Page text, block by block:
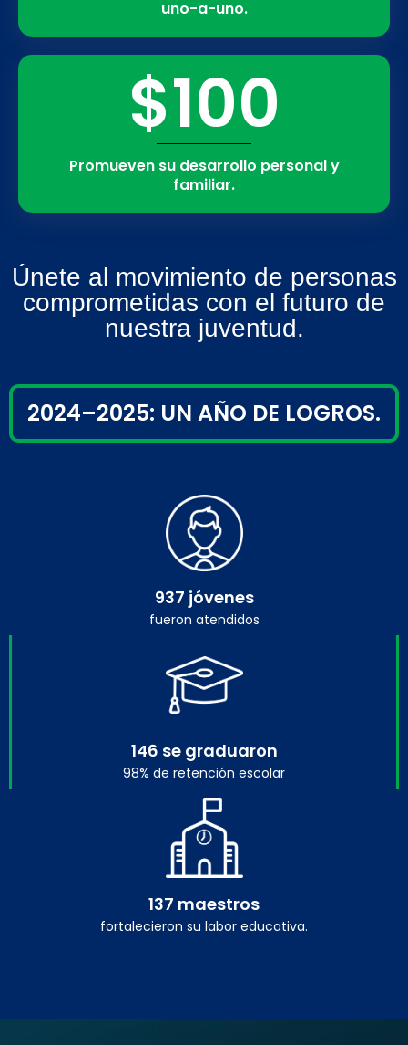
uno-a-uno.
$100
Promueven su desarrollo personal y
familiar.
Únete al movimiento de personas
comprometidas con el futuro de
nuestra juventud.
2024–2025: UN AÑO DE LOGROS.
937 jóvenes
fueron atendidos
146 se graduaron
98% de retención escolar
137 maestros
fortalecieron su labor educativa.